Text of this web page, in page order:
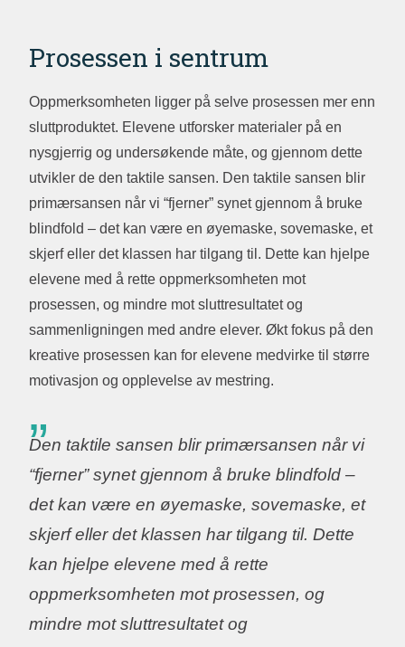
Prosessen i sentrum
Oppmerksomheten ligger på selve prosessen mer enn
sluttproduktet. Elevene utforsker materialer på en
nysgjerrig og undersøkende måte, og gjennom dette
utvikler de den taktile sansen. Den taktile sansen blir
primærsansen når vi “fjerner” synet gjennom å bruke
blindfold – det kan være en øyemaske, sovemaske, et
skjerf eller det klassen har tilgang til. Dette kan hjelpe
elevene med å rette oppmerksomheten mot
prosessen, og mindre mot sluttresultatet og
sammenligningen med andre elever. Økt fokus på den
kreative prosessen kan for elevene medvirke til større
motivasjon og opplevelse av mestring.
Den taktile sansen blir primærsansen når vi
“fjerner” synet gjennom å bruke blindfold –
det kan være en øyemaske, sovemaske, et
skjerf eller det klassen har tilgang til. Dette
kan hjelpe elevene med å rette
oppmerksomheten mot prosessen, og
mindre mot sluttresultatet og